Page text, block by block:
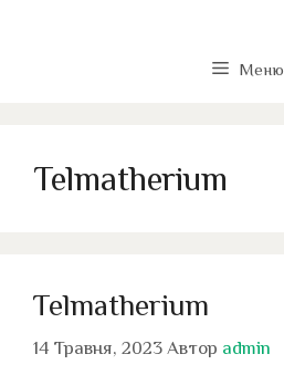
Меню
Telmatherium
Telmatherium
14 Травня, 2023 Автор admin